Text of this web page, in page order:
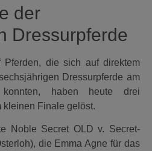
der
Dressurpferde
die sich auf direktem
Dressurpferde am
konnten, haben heute drei
kleinen Finale gelöst.
Noble Secret OLD v. Secret-
die Emma Agne für das